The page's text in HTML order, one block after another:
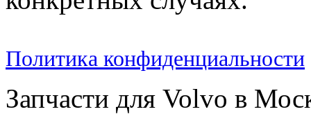
Политика конфиденциальности
Запчасти для Volvo в